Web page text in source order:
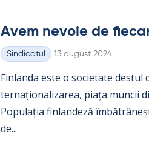
Avem ne­voie de
Categorii
Sindicatul Kirjoitettu
13 august 2024
Fin­landa este o socie­tate
ter­națio­na­liza­rea, piața muncii
Po­pu­lația fin­lan­deză
de...